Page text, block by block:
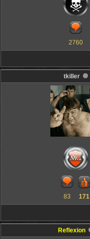
2760
tkiller
83 171
Reflexion